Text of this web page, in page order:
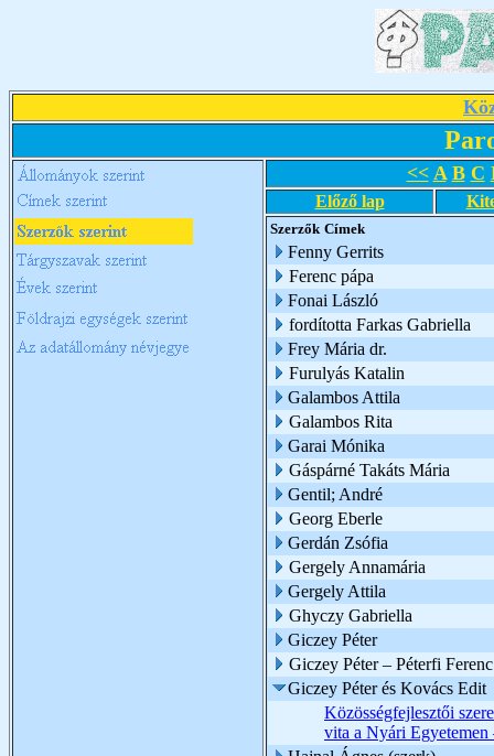
<< A B C
Előző lap
Szerzők Címek
Fenny Gerrits
Ferenc pápa
Fonai László
fordította Farkas Gabriella
Frey Mária dr.
Furulyás Katalin
Galambos Attila
Galambos Rita
Garai Mónika
Gáspárné Takáts Mária
Gentil; André
Georg Eberle
Gerdán Zsófia
Gergely Annamária
Gergely Attila
Ghyczy Gabriella
Giczey Péter
Giczey Péter – Péterfi Ferenc
Giczey Péter és Kovács Edit
Közösségfejlesztői
vita a Nyári